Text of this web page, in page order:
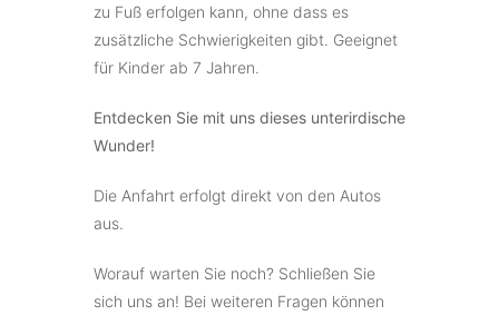
zu Fuß erfolgen kann, ohne dass es
zusätzliche Schwierigkeiten gibt. Geeignet
für Kinder ab 7 Jahren.
Entdecken Sie mit uns dieses unterirdische
Wunder!
Die Anfahrt erfolgt direkt von den Autos
aus.
Worauf warten Sie noch? Schließen Sie
sich uns an! Bei weiteren Fragen können